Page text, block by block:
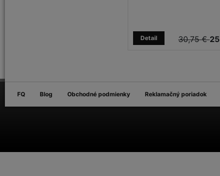
30,75 €
Detail
FQ Blog Obchodné podmienky Reklamačný poriadok